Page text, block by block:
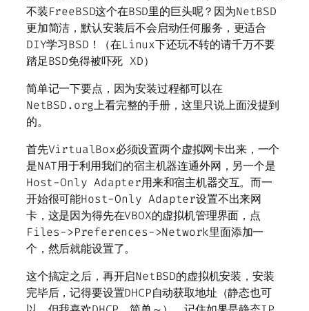
不装FreeBSD这个在BSD里的巨头呢？因为NetBSD
更加简洁，默认安装后不会启动任何服务，更适合
DIY学习BSD！（在Linux下还玩不转的请千万不要
踏足BSD免得被吓死 XD）
简单记一下要点，因为安装过程都可以在
NetBSD.org上看完整的手册，这里只说上面没提到
的。
首先VirtualBox必须设置两个虚拟网卡出来，一个
是NAT用于利用我们的宿主机器连通外网，另一个是
Host-Only Adapter用来和宿主机器交互。而一
开始很可能Host-Only Adapter设置不出来网
卡，这是因为得先在VBOX的虚拟机管理界面，点
Files->Preferences->Network里面添加一
个，然后就能设置了。
这个搞定之后，再开启NetBSD的虚拟机安装，安装
完毕后，记得要设置DHCP自动获取地址（静态也可